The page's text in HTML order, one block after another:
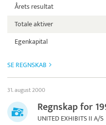
Årets resultat
Totale aktiver
Egenkapital
SE REGNSKAB
31. august 2000
Regnskap for
UNITED EXHIBITS II A/S